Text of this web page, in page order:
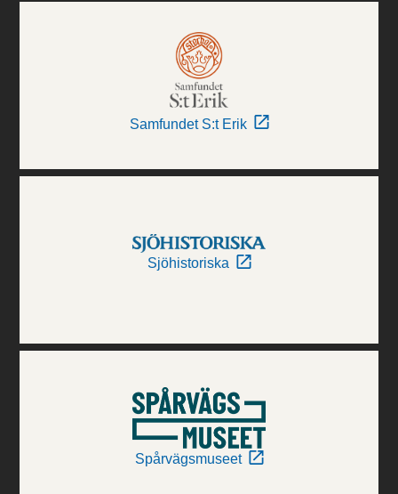
Samfundet S:t Erik
Sjöhistoriska
Spårvägsmuseet